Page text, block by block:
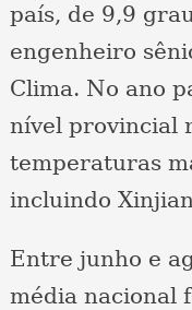
país, de 9,9
engenheiro
Clima. No ano
nível provincial
temperaturas
incluindo
Entre junho e
média nacional